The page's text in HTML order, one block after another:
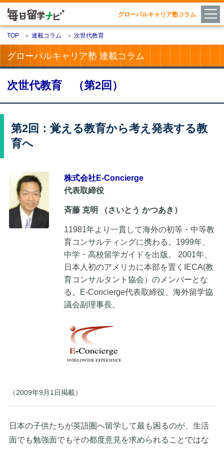
グローバルキャリア塾コラム
TOP ＞ 連載コラム ＞ 次世代教育
グローバルキャリア塾 連載コラム
次世代教育 （第2回）
第2回：覚える教育から考え発表する教
育へ
株式会社E-Concierge
代表取締役
斉藤 克明 （さいとう かつあき）
11981年より一貫して海外の初等・中等教
育コンサルティングに携わる。1999年、
中学・高校留学ガイドを出版。 2001年、
日本人初のアメリカに本部を置くIECA(教
育コンサルタント協会）のメンバーとな
る。E-Concierge代表取締役、海外留学協
議会副理事長。
（2009年9月1日掲載）
日本の子供たちが英語圏へ留学して最も困るのが、生活
面でも勉強面でもその都度意見を求められることではな